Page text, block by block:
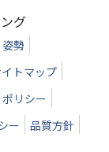
グ
勢
トマップ
リシー
ー 品質方針